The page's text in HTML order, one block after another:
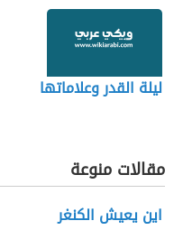
ليلة القدر وعلاماتها
مقالات منوعة
اين يعيش الكنغر